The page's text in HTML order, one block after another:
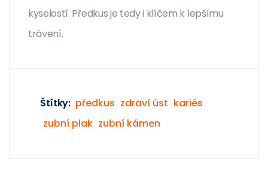
kyselostí. Předkus je tedy i klíčem k lepšímu
trávení.
Štítky: předkus zdraví úst kariés
zubní plak zubní kámen